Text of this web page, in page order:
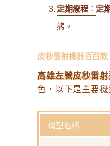
定期療程： 定
態。
皮秒雷射機器百百
高雄左營皮秒雷
色，以下是主要機
機型名稱